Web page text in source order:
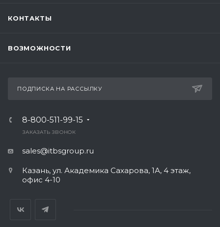
КОНТАКТЫ
ВОЗМОЖНОСТИ
ПОДПИСКА НА РАССЫЛКУ
8-800-511-99-15
ЗАКАЗАТЬ ЗВОНОК
sales@itbsgroup.ru
Казань, ул. Академика Сахарова, 1А, 4 этаж,
офис 4-10